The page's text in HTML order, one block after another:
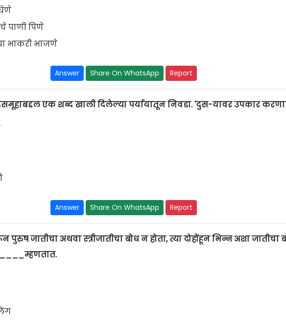
पाणी पिणे
भाकरी भाजणे
Answer Share On WhatsApp Report
एक शब्द खाली दिलेल्या पर्यायातून निवडा. 'दुस-यावर उपकार
Answer Share On WhatsApp Report
पुरुष जातीचा अथवा स्त्रीजातीचा बोध न होता, त्या दोहोंहून भिन्न अशा जातीचा